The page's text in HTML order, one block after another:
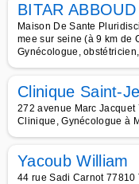
BITAR
Maison De Sante
mee sur seine (à 9 km de
Gynécologue,
Clinique Saint-
272 avenue Marc
Clinique, Gynécologue à
Yacoub William
44 rue Sadi Carnot 77810